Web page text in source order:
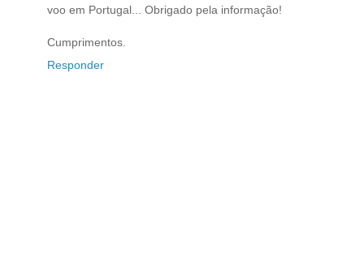
voo em Portugal... Obrigado pela informação!
Cumprimentos.
Responder